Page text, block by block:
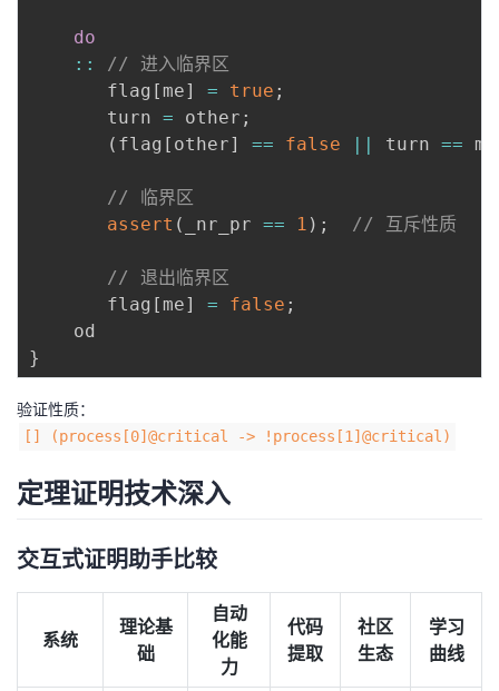
do
: :
// 进入临界区
       flag
[ me] = true ;
       turn
= other ;
( flag [ other] == false || turn == me
// 临界区
assert ( _nr_pr == 1 ) ; // 互斥性质
// 退出临界区
       flag
[ me] = false ;
}
验证性质：
[] (process[0]@critical -> !process[1]@critical)
定理证明技术深入
交互式证明助手比较
系统
理论基
础
自动
化能
力
代码
提取
社区
生态
学习
曲线